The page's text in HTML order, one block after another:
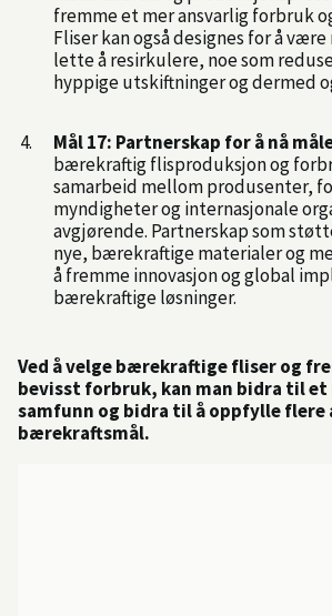
fremme et mer ansvarlig forbruk
Fliser kan også designes for å
lette å resirkulere, noe som
hyppige utskiftninger og dermed
Mål 17: Partnerskap for å nå
bærekraftig flisproduksjon og
samarbeid mellom produsenter,
myndigheter og internasjonale
avgjørende. Partnerskap som
nye, bærekraftige materialer og
å fremme innovasjon og global
bærekraftige løsninger.
Ved å velge bærekraftige fliser og
bevisst forbruk, kan man bidra til
samfunn og bidra til å oppfylle flere
bærekraftsmål.